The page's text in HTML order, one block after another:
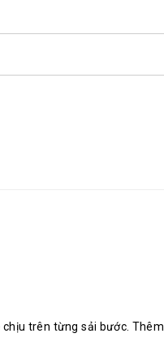
chịu trên từng sải bước. Thêm